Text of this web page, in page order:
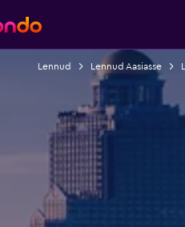
Lennud Lennud Aasiasse